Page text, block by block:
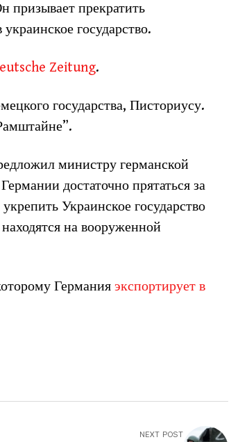
призывает прекратить
государство.
Zeitung.
государства, Писториусу.
министру германской
достаточно прятаться за
Украинское государство
на вооруженной
Германия экспортирует в
NEXT POST